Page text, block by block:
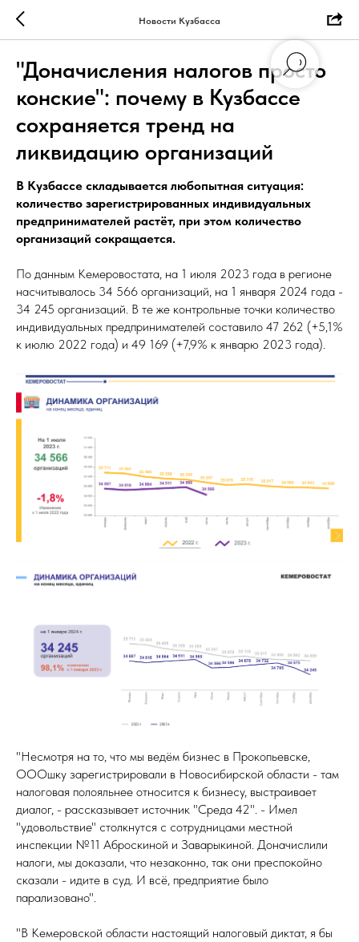
Новости Кузбасса
"Доначисления налогов просто
конские": почему в Кузбассе
сохраняется тренд на
ликвидацию организаций
В Кузбассе складывается любопытная ситуация:
количество зарегистрированных индивидуальных
предпринимателей растёт, при этом количество
организаций сокращается.
По данным Кемеровостата, на 1 июля 2023 года в регионе
насчитывалось 34 566 организаций, на 1 января 2024 года -
34 245 организаций. В те же контрольные точки количество
индивидуальных предпринимателей составило 47 262 (+5,1%
к июлю 2022 года) и 49 169 (+7,9% к январю 2023 года).
"Несмотря на то, что мы ведём бизнес в Прокопьевске,
ОООшку зарегистрировали в Новосибирской области - там
налоговая полояльнее относится к бизнесу, выстраивает
диалог, - рассказывает источник "Среда 42". - Имел
"удовольствие" столкнутся с сотрудницами местной
инспекции №11 Аброскиной и Заварыкиной. Доначислили
налоги, мы доказали, что незаконно, так они преспокойно
сказали - идите в суд. И всё, предприятие было
парализовано".
"В Кемеровской области настоящий налоговый диктат, я бы